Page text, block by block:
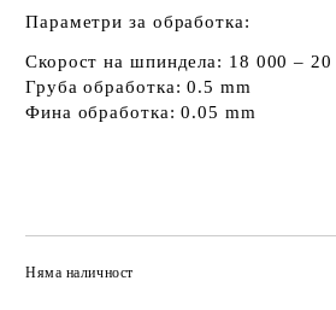
Параметри за обработка:
Скорост на шпиндела: 18 000 –
Груба обработка: 0.5 mm
Фина обработка: 0.05 mm
Няма наличност